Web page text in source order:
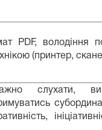
PDF, володіння
(принтер,
слухати,